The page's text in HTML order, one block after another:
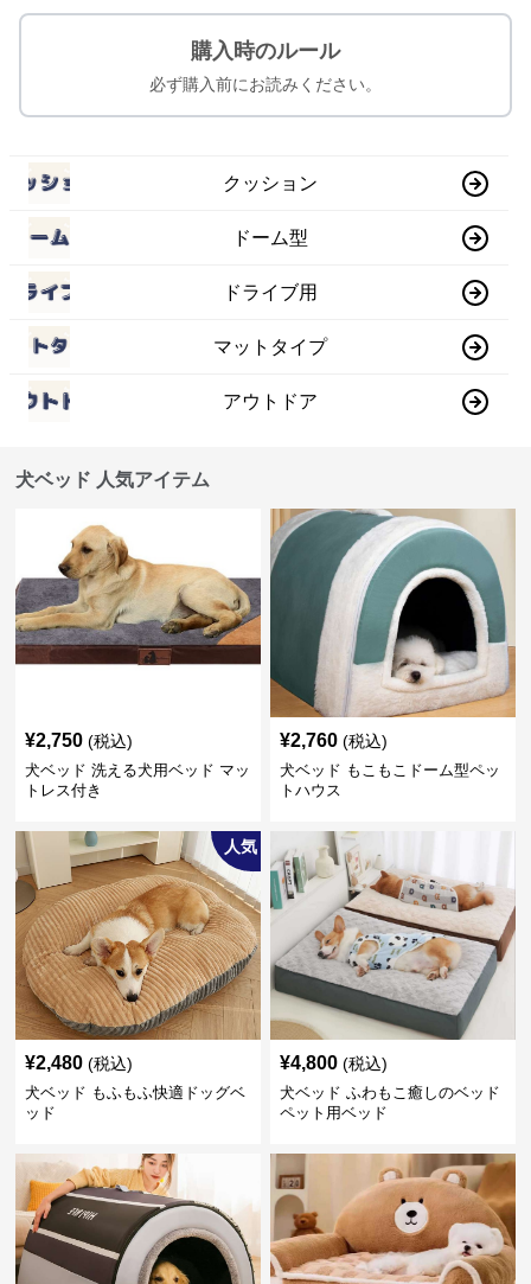
購入時のルール
必ず購入前にお読みください。
クッション
ドーム型
ドライブ用
マットタイプ
アウトドア
犬ベッド 人気アイテム
¥2,750 (税込)
犬ベッド 洗える犬用ベッド マッ
トレス付き
¥2,760 (税込)
犬ベッド もこもこドーム型ペッ
トハウス
人気
¥2,480 (税込)
犬ベッド もふもふ快適ドッグベ
ッド
¥4,800 (税込)
犬ベッド ふわもこ癒しのベッド
ペット用ベッド